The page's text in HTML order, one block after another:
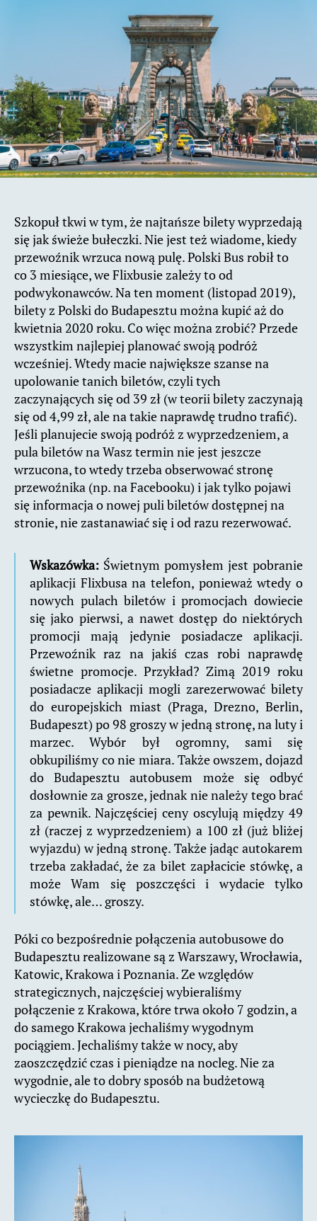
Szkopuł tkwi w tym, że najtańsze bilety wyprzedają
się jak świeże bułeczki. Nie jest też wiadome, kiedy
przewoźnik wrzuca nową pulę. Polski Bus robił to
co 3 miesiące, we Flixbusie zależy to od
podwykonawców. Na ten moment (listopad 2019),
bilety z Polski do Budapesztu można kupić aż do
kwietnia 2020 roku. Co więc można zrobić? Przede
wszystkim najlepiej planować swoją podróż
wcześniej. Wtedy macie największe szanse na
upolowanie tanich biletów, czyli tych
zaczynających się od 39 zł (w teorii bilety zaczynają
się od 4,99 zł, ale na takie naprawdę trudno trafić).
Jeśli planujecie swoją podróż z wyprzedzeniem, a
pula biletów na Wasz termin nie jest jeszcze
wrzucona, to wtedy trzeba obserwować stronę
przewoźnika (np. na Facebooku) i jak tylko pojawi
się informacja o nowej puli biletów dostępnej na
stronie, nie zastanawiać się i od razu rezerwować.
Wskazówka: Świetnym pomysłem jest pobranie
aplikacji Flixbusa na telefon, ponieważ wtedy o
nowych pulach biletów i promocjach dowiecie
się jako pierwsi, a nawet dostęp do niektórych
promocji mają jedynie posiadacze aplikacji.
Przewoźnik raz na jakiś czas robi naprawdę
świetne promocje. Przykład? Zimą 2019 roku
posiadacze aplikacji mogli zarezerwować bilety
do europejskich miast (Praga, Drezno, Berlin,
Budapeszt) po 98 groszy w jedną stronę, na luty i
marzec. Wybór był ogromny, sami się
obkupiliśmy co nie miara. Także owszem, dojazd
do Budapesztu autobusem może się odbyć
dosłownie za grosze, jednak nie należy tego brać
za pewnik. Najczęściej ceny oscylują między 49
zł (raczej z wyprzedzeniem) a 100 zł (już bliżej
wyjazdu) w jedną stronę. Także jadąc autokarem
trzeba zakładać, że za bilet zapłacicie stówkę, a
może Wam się poszczęści i wydacie tylko
stówkę, ale… groszy.
Póki co bezpośrednie połączenia autobusowe do
Budapesztu realizowane są z Warszawy, Wrocławia,
Katowic, Krakowa i Poznania. Ze względów
strategicznych, najczęściej wybieraliśmy
połączenie z Krakowa, które trwa około 7 godzin, a
do samego Krakowa jechaliśmy wygodnym
pociągiem. Jechaliśmy także w nocy, aby
zaoszczędzić czas i pieniądze na nocleg. Nie za
wygodnie, ale to dobry sposób na budżetową
wycieczkę do Budapesztu.